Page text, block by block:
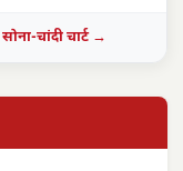
सोना-चांदी चार्ट →